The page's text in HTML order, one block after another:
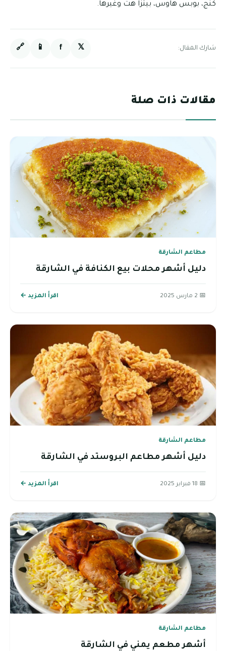
كنج، بوبس هاوس، بيتزا هت وغيرها.
شارك المقال: 𝕏
f
📱
🔗
مقالات ذات صلة
مطاعم الشارقة
دليل أشهر محلات بيع الكنافة في الشارقة
📅 2 مارس 2025 اقرأ المزيد ←
مطاعم الشارقة
دليل أشهر مطاعم البروستد في الشارقة
📅 18 فبراير 2025 اقرأ المزيد ←
مطاعم الشارقة
أشهر مطعم يمني في الشارقة